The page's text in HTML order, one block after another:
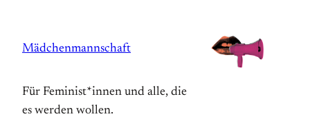
springen
Mädchenmannschaft
Für Feminist*innen und alle, die
es werden wollen.